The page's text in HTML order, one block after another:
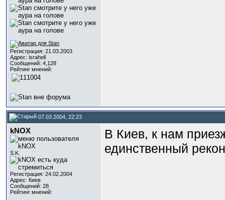
Регистрация: 21.03.2003
Адрес: israhell
Сообщений: 4,128
Рейтинг мнений:
07.03.2004, 22:23
kNOX
S.K.
Регистрация: 24.02.2004
Адрес: Киев
Сообщений: 28
Рейтинг мнений:
В Киев, к нам
единственный